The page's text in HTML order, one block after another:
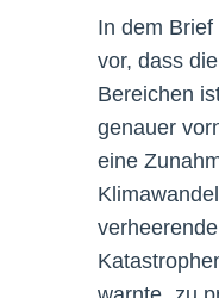
In dem
vor, dass
Bereichen
genauer
eine